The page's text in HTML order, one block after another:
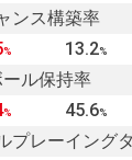
ンス構築率
% 13.2%
ル保持率
% 45.6%
プレーイング